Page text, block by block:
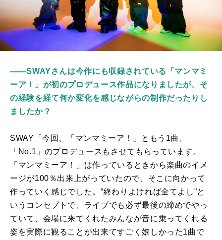
――SWAYさんは今作にも収録されている「マンマミ
ーア！」が初のプロデュース作品になりましたが、そ
の経験を経て何か変化を感じながらの制作だったりし
ましたか？
SWAY「今回、「マンマミーア！」ともう 1曲、
「 No.1 」のプロデュースもさせてもらっています。
「マンマミーア！」は作っているときから楽曲のイメ
ージが100 ％出来上がっていたので、そこに向かって
作っていく感じでした。“終わりよければ全てよし”と
いうコンセプトで、ライブでも必ず最後の締めでやっ
ていて、会場に来てくれたみんなが音に乗ってくれる
姿を実際に観ることが出来てすごく嬉しかった1曲で